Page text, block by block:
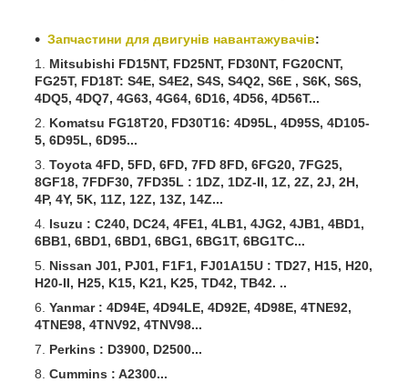
Запчастини для двигунів навантажувачів:
Mitsubishi FD15NT, FD25NT, FD30NT, FG20CNT,
FG25T, FD18T: S4E, S4E2, S4S, S4Q2, S6E , S6K, S6S,
4DQ5, 4DQ7, 4G63, 4G64, 6D16, 4D56, 4D56T...
Komatsu FG18T20, FD30T16: 4D95L, 4D95S, 4D105-
5, 6D95L, 6D95...
Toyota 4FD, 5FD, 6FD, 7FD 8FD, 6FG20, 7FG25,
8GF18, 7FDF30, 7FD35L : 1DZ, 1DZ-II, 1Z, 2Z, 2J, 2H,
4P, 4Y, 5K, 11Z, 12Z, 13Z, 14Z...
Isuzu : C240, DC24, 4FE1, 4LB1, 4JG2, 4JB1, 4BD1,
6BB1, 6BD1, 6BD1, 6BG1, 6BG1T, 6BG1TC...
Nissan J01, PJ01, F1F1, FJ01A15U : TD27, H15, H20,
H20-II, H25, K15, K21, K25, TD42, TB42. ..
Yanmar : 4D94E, 4D94LE, 4D92E, 4D98E, 4TNE92,
4TNE98, 4TNV92, 4TNV98...
Perkins : D3900, D2500...
Cummins : A2300...